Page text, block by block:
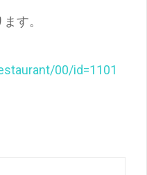
す。
00/id=1101